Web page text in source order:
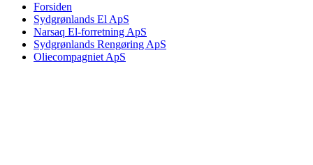
Forsiden
Sydgrønlands El ApS
Narsaq El-forretning ApS
Sydgrønlands Rengøring ApS
Oliecompagniet ApS